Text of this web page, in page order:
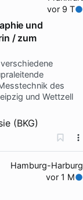
vor 9 T
und
/ zum
des
und Wettzell
(BKG)
Hamburg-Harburg
vor 1 M